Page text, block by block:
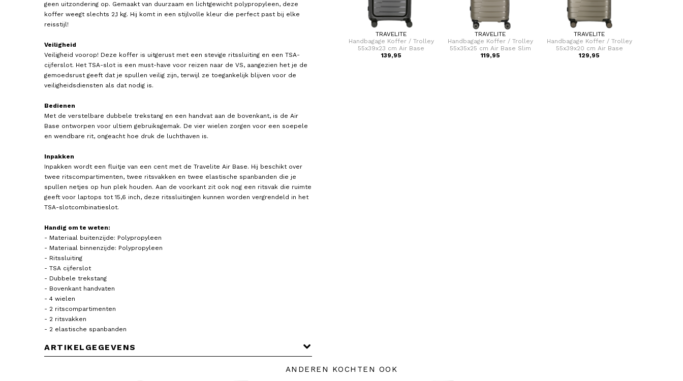
geen uitzondering op. Gemaakt van duurzaam en lichtgewicht polypropyleen, deze
koffer weegt slechts 2,1 kg. Hij komt in een stijlvolle kleur die perfect past bij elke
reisstijl!
Veiligheid
Veiligheid voorop! Deze koffer is uitgerust met een stevige ritssluiting en een TSA-
cijferslot. Het TSA-slot is een must-have voor reizen naar de VS, aangezien het je de
gemoedsrust geeft dat je spullen veilig zijn, terwijl ze toegankelijk blijven voor de
veiligheidsdiensten als dat nodig is.
Bedienen
Met de verstelbare dubbele trekstang en een handvat aan de bovenkant, is de Air
Base ontworpen voor ultiem gebruiksgemak. De vier wielen zorgen voor een soepele
en wendbare rit, ongeacht hoe druk de luchthaven is.
Inpakken
Inpakken wordt een fluitje van een cent met de Travelite Air Base. Hij beschikt over
twee ritscompartimenten, twee ritsvakken en twee elastische spanbanden die je
spullen netjes op hun plek houden. Aan de voorkant zit ook nog een ritsvak die ruimte
geeft voor laptops tot 15,6 inch, deze ritssluitingen kunnen worden vergrendeld in het
TSA-slotcombinatieslot.
Handig om te weten:
- Materiaal buitenzijde: Polypropyleen
- Materiaal binnenzijde: Polypropyleen
- Ritssluiting
- TSA cijferslot
- Dubbele trekstang
- Bovenkant handvaten
- 4 wielen
- 2 ritscompartimenten
- 2 ritsvakken
- 2 elastische spanbanden
ARTIKELGEGEVENS
Handbagage Koffer / Trolley
55x39x20 cm Air Base
129,95
119,00
139,00
TRAVELITE
Handbagage Koffer / Trolley
55x39x23 cm Air Base
139,95
TRAVELITE
Handbagage Koffer / Trolley
55x35x25 cm Air Base Slim
Champagne
119,95
TRAVELITE
Handbagage Koffer / Trolley
55x39x20 cm Air Base
129,95
ANDEREN KOCHTEN OOK